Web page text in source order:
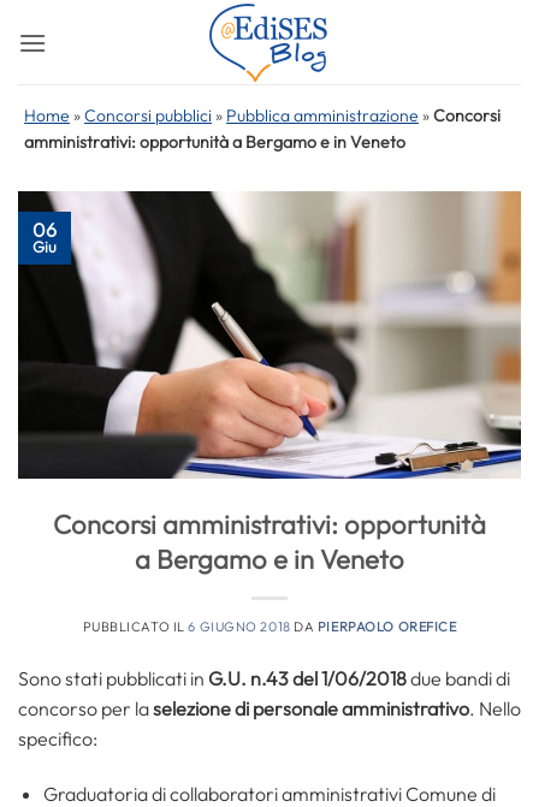
Home »Concorsi pubblici » Pubblica amministrazione »Concorsi
amministrativi: opportunità a Bergamo e in Veneto
06
Giu
Concorsi amministrativi: opportunità
a Bergamo e in Veneto
PUBBLICATO IL6 GIUGNO 2018 DA PIERPAOLO OREFICE
Sono stati pubblicati in G.U. n.43 del 1/06/2018due bandi di
concorso per laselezione di personale amministrativo. Nello
specifico:
Graduatoria di collaboratori amministrativi Comune di